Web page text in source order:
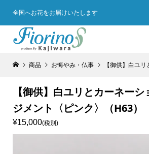
全国へお花をお届けいたします
商品 お悔やみ・仏事 【御供】白ユリとカーネーション
【御供】白ユリとカーネー
ジメント〈ピンク〉（H63）
¥15,000(税別)